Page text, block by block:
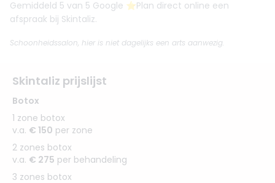
Gemiddeld 5 van 5 Google ⭐️Plan direct online een
afspraak bij Skintaliz.
Schoonheidssalon, hier is niet dagelijks een arts aanwezig.
Skintaliz prijslijst
Botox
1 zone botox
v.a. € 150 per zone
2 zones botox
v.a. € 275 per behandeling
3 zones botox